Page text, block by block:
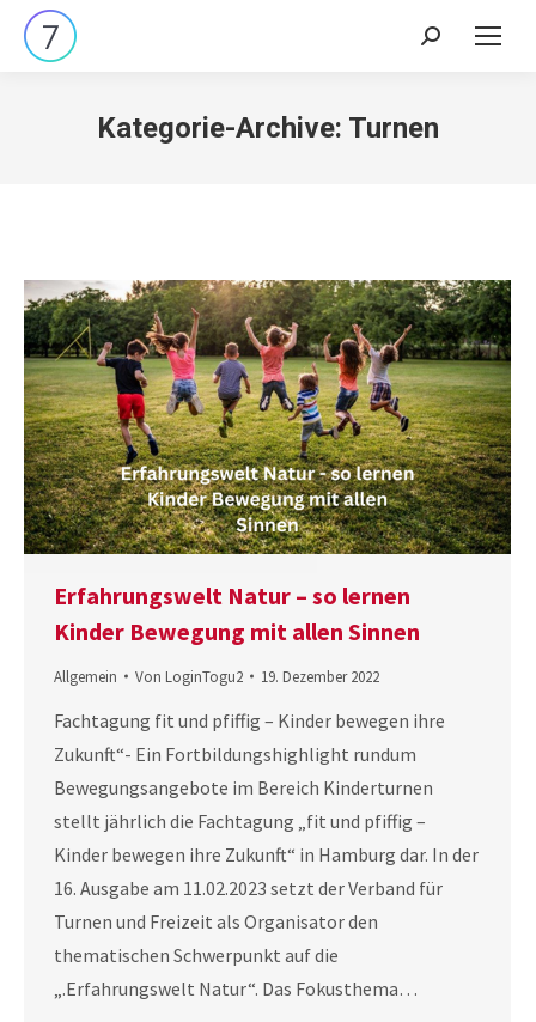
Search:
Kategorie-Archive: Turnen
Erfahrungswelt Natur – so lernen
Kinder Bewegung mit allen Sinnen
Allgemein Von LoginTogu2 19. Dezember 2022
Fachtagung fit und pfiffig – Kinder bewegen ihre
Zukunft“- Ein Fortbildungshighlight rundum
Bewegungsangebote im Bereich Kinderturnen
stellt jährlich die Fachtagung „fit und pfiffig –
Kinder bewegen ihre Zukunft“ in Hamburg dar. In der
16. Ausgabe am 11.02.2023 setzt der Verband für
Turnen und Freizeit als Organisator den
thematischen Schwerpunkt auf die
„.Erfahrungswelt Natur“. Das Fokusthema…